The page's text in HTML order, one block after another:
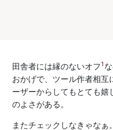
田舎者には縁のないオフ1
おかげで、ツール作者相
ーザーからしてもとても嬉
のよさがある。
またチェックしなきゃなぁ。